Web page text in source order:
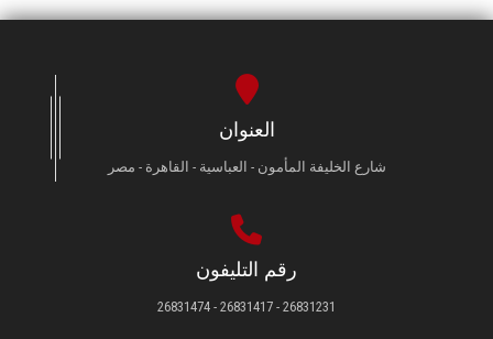
العنوان
شارع الخليفة المأمون - العباسية - القاهرة - مصر
رقم التليفون
26831231 - 26831417 - 26831474